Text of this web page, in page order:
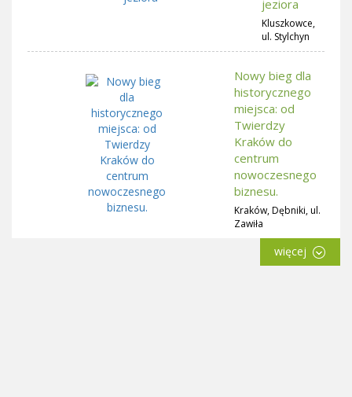
jeziora
Kluszkowce,
ul. Stylchyn
Nowy bieg dla
historycznego
miejsca: od
Twierdzy
Kraków do
centrum
nowoczesnego
biznesu.
Kraków, Dębniki, ul.
Zawiła
więcej